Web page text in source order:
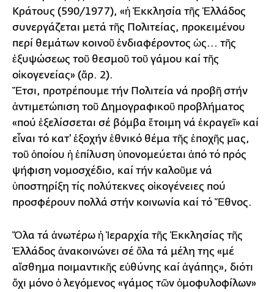
Κράτους (590/1977), «ἡ Ἐκκλησία τῆς Ἑλλάδος
συνεργάζεται μετά τῆς Πολιτείας, προκειμένου
περί θεμάτων κοινοῦ ἐνδιαφέροντος ὡς... τῆς
ἐξυψώσεως τοῦ θεσμοῦ τοῦ γάμου καί τῆς
οἰκογενείας» (ἄρ. 2).
Ἔτσι, προτρέπουμε τήν Πολιτεία νά προβῆ στήν
ἀντιμετώπιση τοῦ Δημογραφικοῦ προβλήματος
«πού ἐξελίσσεται σέ βόμβα ἕτοιμη νά ἐκραγεῖ» καί
εἶναι τό κατ’ ἐξοχήν ἐθνικό θέμα τῆς ἐποχῆς μας,
τοῦ ὁποίου ἡ ἐπίλυση ὑπονομεύεται ἀπό τό πρός
ψήφιση νομοσχέδιο, καί τήν καλοῦμε νά
ὑποστηρίξη τίς πολύτεκνες οἰκογένειες πού
προσφέρουν πολλά στήν κοινωνία καί τό Ἔθνος.
Ὅλα τά ἀνωτέρω ἡ Ἱεραρχία τῆς Ἐκκλησίας τῆς
Ἑλλάδος ἀνακοινώνει σέ ὅλα τά μέλη της «μέ
αἴσθημα ποιμαντικῆς εὐθύνης καί ἀγάπης», διότι
ὄχι μόνο ὁ λεγόμενος «γάμος τῶν ὁμοφυλοφίλων»